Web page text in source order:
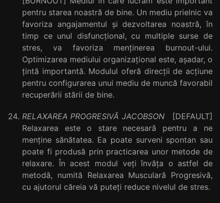
pentru starea noastră de bine. Un mediu prielnic va
favoriza angajamentul și dezvoltarea noastră, în
timp ce unul disfuncțional, cu multiple surse de
stres, va favoriza menținerea burnout-ului.
Optimizarea mediului organizațional este, așadar, o
țintă importantă. Modulul oferă direcții de acțiune
pentru configurarea unui mediu de muncă favorabil
recuperării stării de bine.
RELAXAREA PROGRESIVĂ JACOBSON[DEFAULT]
Relaxarea este o stare necesară pentru a ne
menține sănătatea. Ea poate surveni spontan sau
poate fi produsă prin practicarea unor metode de
relaxare. În acest modul veți învăța o astfel de
metodă, numită Relaxarea Musculară Progresivă,
cu ajutorul căreia vă puteți reduce nivelul de stres.